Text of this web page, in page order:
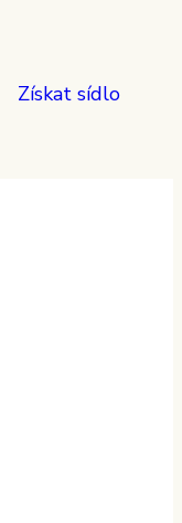
Získat sídlo